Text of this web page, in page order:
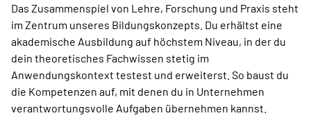
Das Zusammenspiel von Lehre, Forschung und Praxis steht
im Zentrum unseres Bildungskonzepts. Du erhältst eine
akademische Ausbildung auf höchstem Niveau, in der du
dein theoretisches Fachwissen stetig im
Anwendungskontext testest und erweiterst. So baust du
die Kompetenzen auf, mit denen du in Unternehmen
verantwortungsvolle Aufgaben übernehmen kannst.